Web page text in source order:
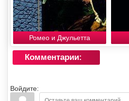
Ромео и Джульетта
Комментарии:
Войдите: